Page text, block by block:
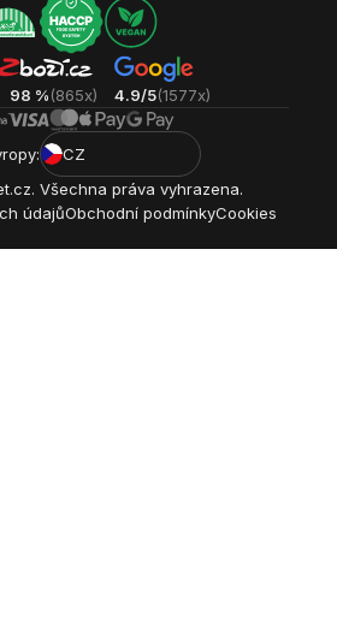
98 %(865x) 4.9/5(1577x)
CZ
Všechna práva vyhrazena.
údajůObchodní podmínkyCookies